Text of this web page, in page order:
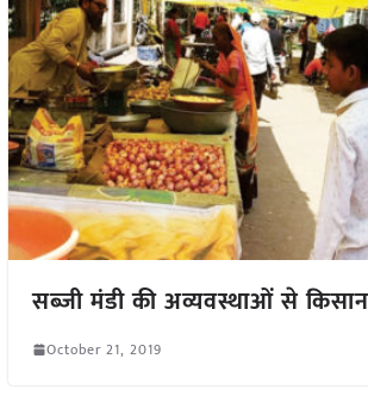
सब्जी मंडी की अव्यवस्थाओं से
October 21, 2019